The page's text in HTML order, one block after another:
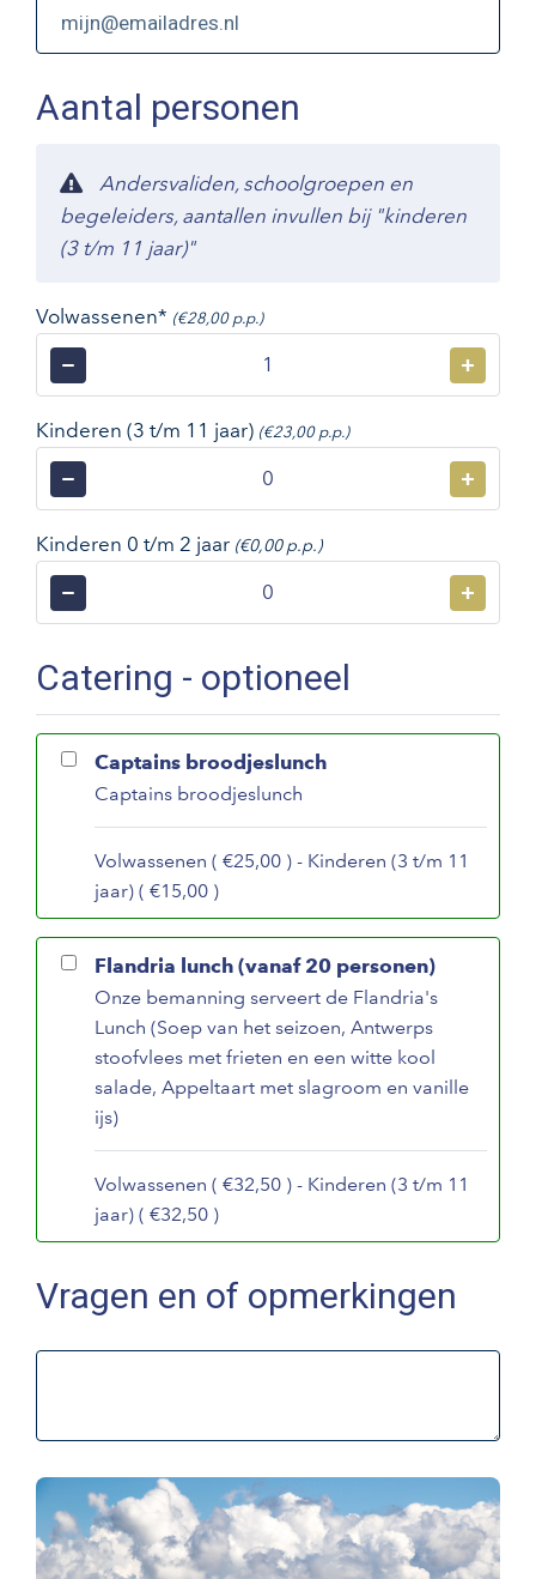
Aantal personen
Andersvaliden, schoolgroepen en
begeleiders, aantallen invullen bij "kinderen
(3 t/m 11 jaar)"
Volwassenen* (€28,00 p.p.)
− +
Kinderen (3 t/m 11 jaar) (€23,00 p.p.)
− +
Kinderen 0 t/m 2 jaar (€0,00 p.p.)
− +
Catering - optioneel
Captains broodjeslunch
Captains broodjeslunch
Volwassenen ( €25,00 ) - Kinderen (3 t/m 11
jaar) ( €15,00 )
Flandria lunch (vanaf 20 personen)
Onze bemanning serveert de Flandria's
Lunch (Soep van het seizoen, Antwerps
stoofvlees met frieten en een witte kool
salade, Appeltaart met slagroom en vanille
ijs)
Volwassenen ( €32,50 ) - Kinderen (3 t/m 11
jaar) ( €32,50 )
Vragen en of opmerkingen